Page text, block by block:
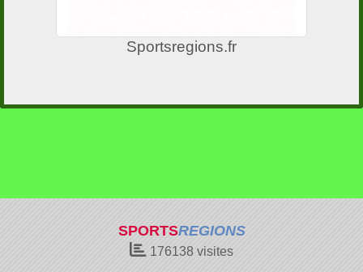
Sportsregions.fr
SPORTSREGIONS
176138 visites